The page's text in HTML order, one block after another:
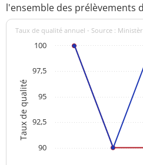
l'ensemble des prélèvements
Taux de qualité
Taux de qualité annuel - Source :
90
92,5
95
97,5
100